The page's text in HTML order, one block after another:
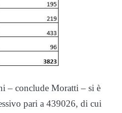
– conclude Moratti – si è
pari a 439026, di cui